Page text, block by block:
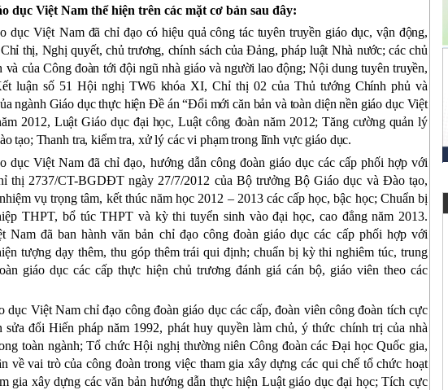
dục Việt Nam thể hiện trên các mặt cơ bản sau đây:
dục Việt Namđã chỉ đạo có hiệu quả công tác tuyên truyền giáo dục, vận động,
thị, Nghị quyết, chủ trương, chính sách của Đảng, pháp luật Nhà nước; các chủ
và của Công đoàn tới đội ngũ nhà giáo và người lao động; Nội dung tuyên truyền,
luận số 51 Hội nghị TW6 khóa XI, Chỉ thị 02 của Thủ tướng Chính phủ và
ngành Giáo dục thực hiện Đề án “Đổi mới căn bản và toàn diện nền giáo dục Việt
2012, Luật Giáo dục đại học, Luật công đoàn năm 2012; Tăng cường quản lý
tạo; Thanh tra, kiểm tra, xử lý các vi phạm trong lĩnh vực giáo dục.
dục Việt Nam đã chỉ đạo, hướng dẫn công đoàn giáo dục các cấp phối hợp với
thị 2737/CT-BGDĐT ngày 27/7/2012 của Bộ trưởng Bộ Giáo dục và Đào tạo,
vụ trọng tâm, kết thúc năm học 2012 – 2013 các cấp học, bậc học; Chuẩn bị
THPT, bổ túc THPT và kỳ thi tuyển sinh vào đại học, cao đẳng năm 2013.
Nam đã ban hành văn bản chỉ đạo công đoàn giáo dục các cấp phối hợp với
tượng dạy thêm, thu góp thêm trái qui định; chuẩn bị kỳ thi nghiêm túc, trung
giáo dục các cấp thực hiện chủ trương đánh giá cán bộ, giáo viên theo các
dục Việt Nam chỉ đạo công đoàn giáo dục các cấp, đoàn viên công đoàn tích cực
đổi Hiến pháp năm 1992, phát huy quyền làm chủ, ý thức chính trị của nhà
toàn ngành; Tổ chức Hội nghị thường niên Công đoàn các Đại học Quốc gia,
về vai trò của công đoàn trong việc tham gia xây dựng các qui chế tổ chức hoạt
gia xây dựng các văn bản hướng dẫn thực hiện Luật giáo dục đại học; Tích cực